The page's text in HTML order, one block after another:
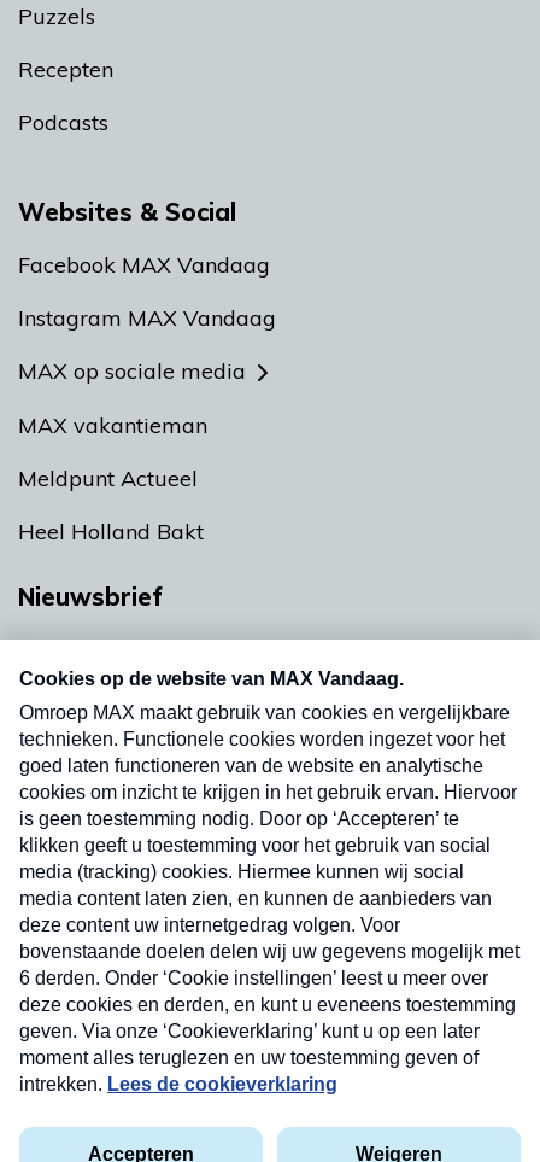
Puzzels
Recepten
Podcasts
Websites & Social
Facebook MAX Vandaag
Instagram MAX Vandaag
MAX op sociale media
MAX vakantieman
Meldpunt Actueel
Heel Holland Bakt
Nieuwsbrief
nieuwsbrief. Elke vrijdag- en dinsdagochtend in
uw mailbox.
Verzend
Privacyverklaring
Cookieverklaring
Nieuwsbrief
Neem hier een gratis abonnement op onze
nieuwsbrief. Elke vrijdag- en dinsdagochtend in uw